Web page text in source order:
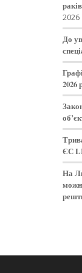
2026
До
2026
ЄС
На